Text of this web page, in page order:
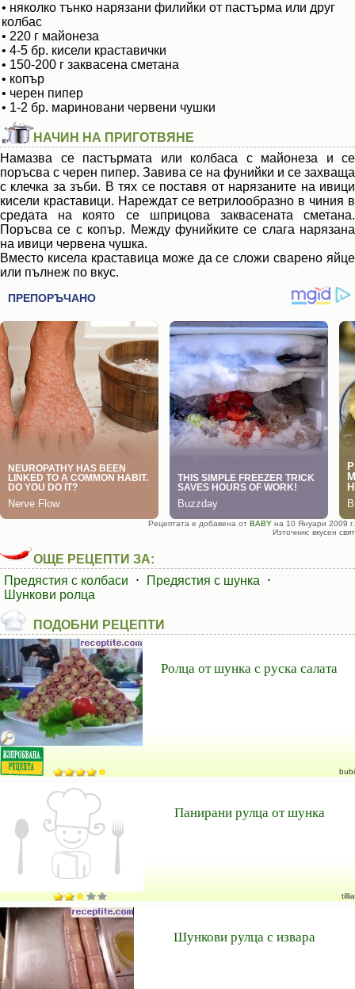
• няколко тънко нарязани филийки от пастърма или друг
колбас
• 220 г майонеза
• 4-5 бр. кисели краставички
• 150-200 г заквасена сметана
• копър
• черен пипер
• 1-2 бр. мариновани червени чушки
НАЧИН НА ПРИГОТВЯНЕ
Намазва се пастърмата или колбаса с майонеза и се
поръсва с черен пипер. Завива се на фунийки и се захваща
с клечка за зъби. В тях се поставя от нарязаните на ивици
кисели краставици. Нареждат се ветрилообразно в чиния в
средата на която се шприцова заквасената сметана.
Поръсва се с копър. Между фунийките се слага нарязана
на ивици червена чушка.
Вместо кисела краставица може да се сложи сварено яйце
или пълнеж по вкус.
Рецептата е добавена от BABY на 10 Януари 2009 г.
Източник: вкусен свят
ОЩЕ РЕЦЕПТИ ЗА:
Предястия с колбаси
⋅ Предястия с шунка
⋅
Шункови ролца
ПОДОБНИ РЕЦЕПТИ
Ролца от шунка с руска салата
bubi
Панирани рулца от шунка
tillia
Шункови рулца с извара